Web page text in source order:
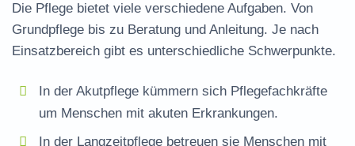
Die Pflege bietet viele verschiedene Aufgaben. Von
Grundpflege bis zu Beratung und Anleitung. Je nach
Einsatzbereich gibt es unterschiedliche Schwerpunkte.
In der Akutpflege kümmern sich Pflegefachkräfte
um Menschen mit akuten Erkrankungen.
In der Langzeitpflege betreuen sie Menschen mit